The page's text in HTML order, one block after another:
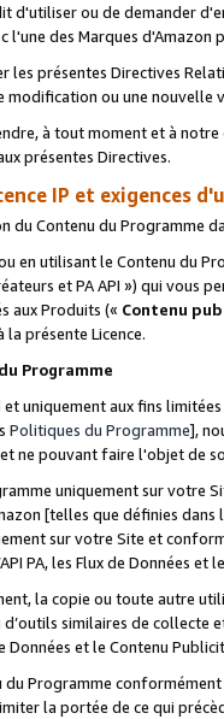
d'utiliser ou de demander
des Marques
les présentes Directives
ou une nouvelle
à tout moment et à
présentes Directives.
IP et exigences
du Contenu du Programme
en utilisant le Contenu du
et PA API ») qui vous
aux Produits (« Contenu
présente Licence.
Programme
et uniquement aux fins
Politiques du Programme],
ne pouvant faire l'objet de
uniquement sur votre
[telles que définies dans
sur votre Site et
PA, les Flux de Données
la copie ou toute autre
similaires de
Données et le Contenu
Programme
la portée de ce qui